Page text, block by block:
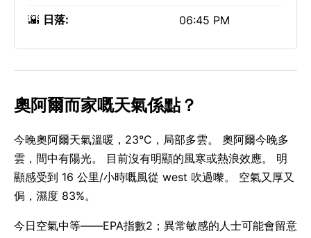
🌇 日落: 06:45 PM
奧阿爾而家嘅天氣係點？
今晚奧阿爾天氣溫暖，23°C，局部多雲。 奧阿爾今晚多
雲，間中有陽光。 目前沒有明顯的風寒或熱浪效應。 明
顯感受到 16 公里/小時嘅風從 west 吹過嚟。 空氣又厚又
侷，濕度 83%。
今日空氣中等——EPA指數2；異常敏感的人士可能會留意